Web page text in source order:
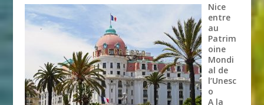
Nice
entre
au
Patrim
oine
Mondi
al de
l’Unesc
o
A la